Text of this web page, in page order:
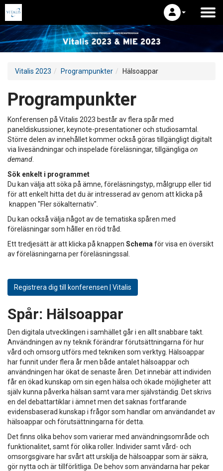
Vitalis 2023 Programpunkter Hälsoappar
Programpunkter
Konferensen på Vitalis 2023 består av flera spår med
paneldiskussioner, keynote-presentationer och studiosamtal.
Större delen av innehållet kommer också göras tillgängligt digitalt
via livesändningar och inspelade föreläsningar, tillgängliga on
demand
Sök enkelt i programmet
Du kan välja att söka på ämne, föreläsningstyp, målgrupp eller tid
för att enkelt hitta det du är intresserad av genom att klicka på
knappen "Fler sökalternativ".
Du kan också välja något av de tematiska spåren med
föreläsningar som håller en röd tråd.
Ett tredjesätt är att klicka på knappen Schema för visa en översikt
av föreläsningarna per föreläsningssal.
Registrera dig till konferensen | Vitalis
Spår: Hälsoappar
Den digitala utvecklingen i samhället går i en allt snabbare takt.
Användningen av ny teknik förändrar förutsättningarna för hur
vård och omsorg utförs med tekniken som verktyg. Hälsoappar
har funnit under flera år men både antalet hälsoappar och
användningen har ökat de senaste åren. Det innebär att individen
får en ökad kunskap om sin egen hälsa och ökade möjligheter att
själv kunna påverka hälsan samt vara mer självständig. Det skrivs
en del debattartiklar i ämnet men det saknas fortfarande
evidensbaserad kunskap i frågor som handlar om användandet av
hälsoappar och förutsättningarna för detta.
Det finns olika behov som varierar med användningsområde och
funktionalitet, samt för olika roller. Individer samt vård- och
omsorgsgivare har svårt att urskilja de hälsoappar som är säkra,
gör nytta och är tillförlitliga. De behov som användarna har pekar